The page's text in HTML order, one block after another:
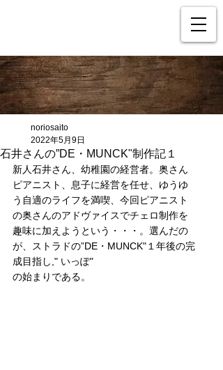
石井さんの”DE・MUNCK"制作記１
noriosaito
2022年5月9日
新人石井さん、幼稚園の経営者。奥さん
ピアニスト、息子に経営を任せ、ゆうゆ
う自適のライフを満喫、今回ピアニスト
の奥さんのアドヴァイスでチェロ制作を
趣味に加えようという・・・。選んだの
が、ストラドの”DE・MUNCK"１年後の完
成目指し," いっぽ"
の始まりである。